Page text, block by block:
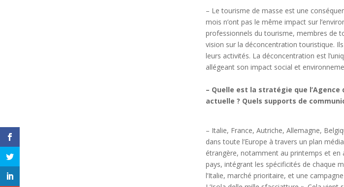
– Le tourisme de masse est une
mois n’ont pas le même impact sur
professionnels du tourisme, membres de
vision sur la déconcentration touristique.
leurs activités. La déconcentration est
allégeant son impact social et
– Quelle est la stratégie que
actuelle ? Quels supports de
– Italie, France, Autriche, Allemagne,
dans toute l’Europe à travers un plan
étrangère, notamment au printemps et en
pays, intégrant les spécificités de chaque
l’Italie, marché prioritaire, et une